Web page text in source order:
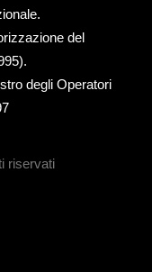
del
degli Operatori
riservati